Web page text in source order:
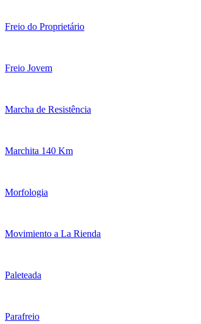
Freio do Proprietário
Freio Jovem
Marcha de Resistência
Marchita 140 Km
Morfologia
Movimiento a La Rienda
Paleteada
Parafreio